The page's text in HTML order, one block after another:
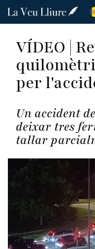
Vés
VÍDEO |
per
Un accident
deixar tres
tallar